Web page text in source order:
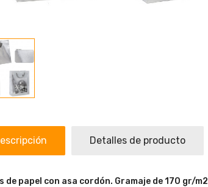
Detalles de producto
de papel con asa cordón. Gramaje de 170 gr/m2